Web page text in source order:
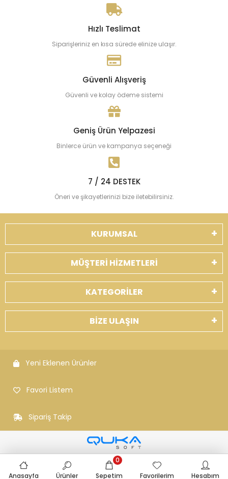
Hızlı Teslimat
Siparişleriniz en kısa sürede elinize ulaşır.
Güvenli Alışveriş
Güvenli ve kolay ödeme sistemi
Geniş Ürün Yelpazesi
Binlerce ürün ve kampanya seçeneği
7 / 24 DESTEK
Öneri ve şikayetlerinizi bize iletebilirsiniz.
KURUMSAL
MÜŞTERİ HİZMETLERİ
KATEGORİLER
BİZE ULAŞIN
Yeni Eklenen Ürünler
Favori Listem
Sipariş Takip
Anasayfa Ürünler Sepetim
0
Favorilerim
Hesabım